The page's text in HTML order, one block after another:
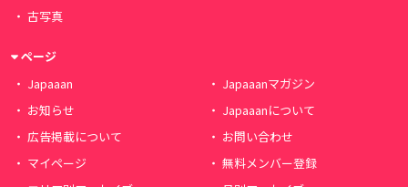
古写真
ページ
Japaaan
Japaaanマガジン
お知らせ
Japaaanについて
広告掲載について
お問い合わせ
マイページ
無料メンバー登録